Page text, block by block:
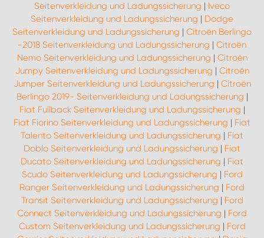
Seitenverkleidung und Ladungssicherung | Iveco
Seitenverkleidung und Ladungssicherung | Dodge
Seitenverkleidung und Ladungssicherung | Citroën Berlingo
-2018 Seitenverkleidung und Ladungssicherung | Citroën
Nemo Seitenverkleidung und Ladungssicherung | Citroën
Jumpy Seitenverkleidung und Ladungssicherung | Citroën
Jumper Seitenverkleidung und Ladungssicherung | Citroën
Berlingo 2019- Seitenverkleidung und Ladungssicherung |
Fiat Fullback Seitenverkleidung und Ladungssicherung |
Fiat Fiorino Seitenverkleidung und Ladungssicherung | Fiat
Talento Seitenverkleidung und Ladungssicherung | Fiat
Doblo Seitenverkleidung und Ladungssicherung | Fiat
Ducato Seitenverkleidung und Ladungssicherung | Fiat
Scudo Seitenverkleidung und Ladungssicherung | Ford
Ranger Seitenverkleidung und Ladungssicherung | Ford
Transit Seitenverkleidung und Ladungssicherung | Ford
Connect Seitenverkleidung und Ladungssicherung | Ford
Custom Seitenverkleidung und Ladungssicherung | Ford